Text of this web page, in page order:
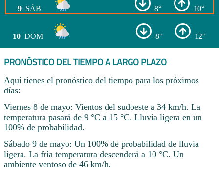
9 SÁB 8° 10°
10 DOM 8° 12°
PRONÓSTICO DEL TIEMPO A LARGO PLAZO
Aquí tienes el pronóstico del tiempo para los próximos
días:
Viernes 8 de mayo: Vientos del sudoeste a 34 km/h. La
temperatura pasará de 9 °C a 15 °C. Lluvia ligera en un
100% de probabilidad.
Sábado 9 de mayo: Un 100% de probabilidad de lluvia
ligera. La fría temperatura descenderá a 10 °C. Un
ambiente ventoso de 46 km/h.